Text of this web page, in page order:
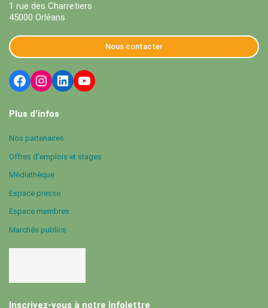
1 rue des Charretiers
45000 Orléans
Nous contacter
Plus d'infos
Nos partenaires
Offres d’emplois et stages
Médiathèque
Espace presse
Espace membres
Marchés publics
Inscrivez-vous à notre Infolettre